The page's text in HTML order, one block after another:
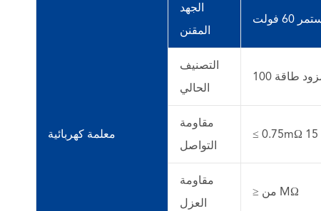
معلمة كهربائية
الجهد
المقنن
التصنيف
الحالي
مقاومة
التواصل
مقاومة
العزل
≥ من MΩ